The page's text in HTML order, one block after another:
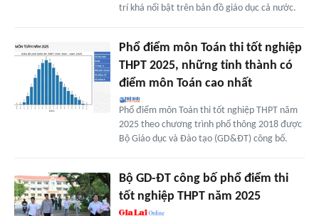
trí khá nổi bật trên bản đồ giáo dục cả nước.
Phổ điểm môn Toán thi tốt nghiệp
THPT 2025, những tỉnh thành có
điểm môn Toán cao nhất
Phổ điểm môn Toán thi tốt nghiệp THPT năm
2025 theo chương trình phổ thông 2018 được
Bộ Giáo dục và Đào tạo (GD&ĐT) công bố.
Bộ GD-ĐT công bố phổ điểm thi
tốt nghiệp THPT năm 2025